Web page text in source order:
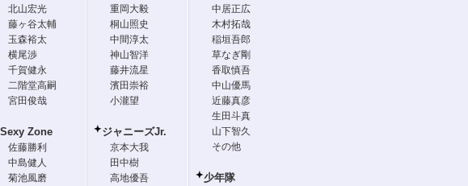
北山宏光
藤ヶ谷太輔
玉森裕太
横尾渉
千賀健永
二階堂高嗣
宮田俊哉
Sexy Zone
佐藤勝利
中島健人
菊池風磨
重岡大毅
桐山照史
中間淳太
神山智洋
藤井流星
濱田崇裕
小瀧望
ジャニーズJr.
京本大我
田中樹
高地優吾
中居正広
木村拓哉
稲垣吾郎
草なぎ剛
香取慎吾
中山優馬
近藤真彦
生田斗真
山下智久
その他
少年隊